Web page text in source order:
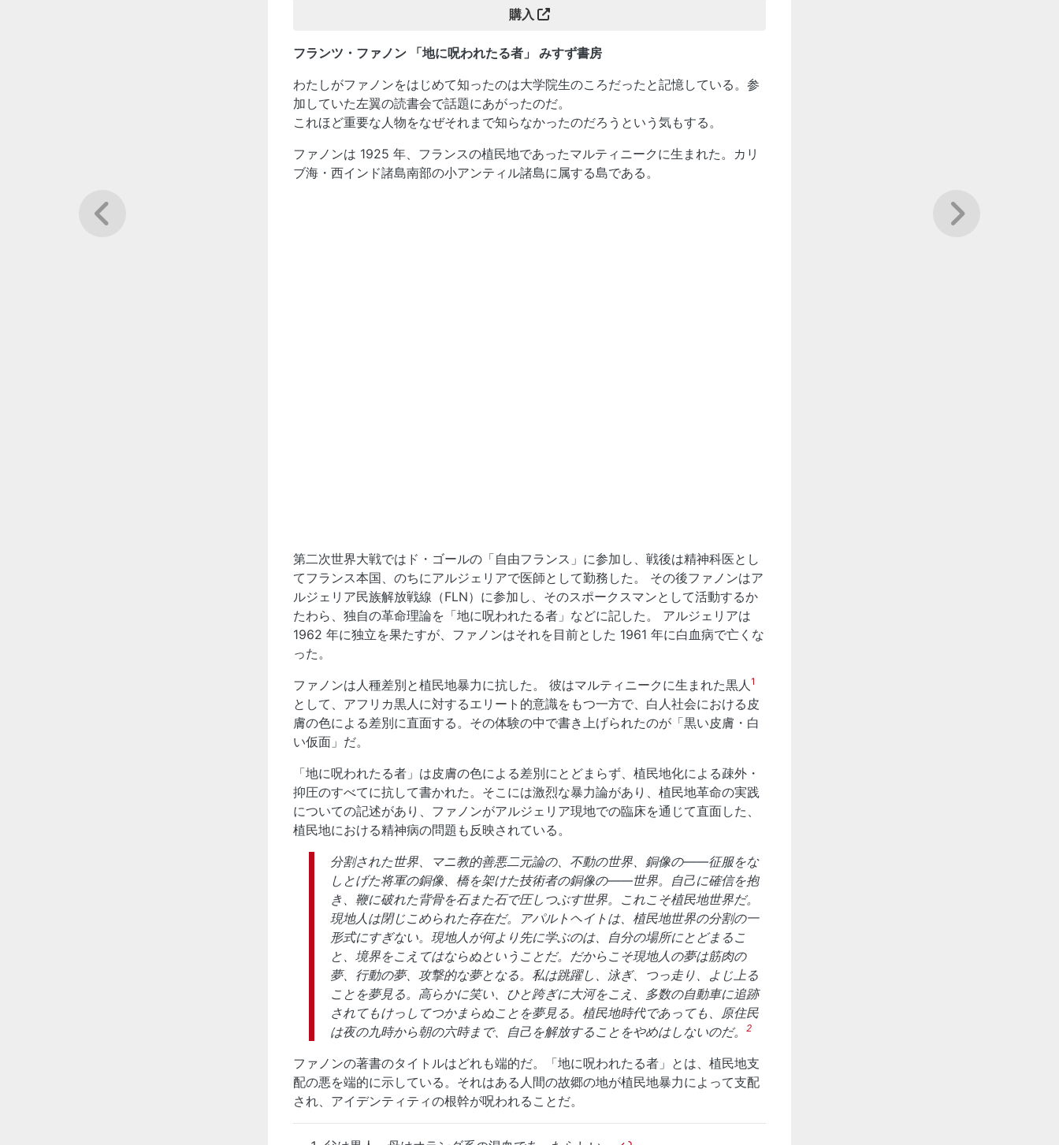
購入
フランツ・ファノン 「地に呪われたる者」 みすず書房
わたしがファノンをはじめて知ったのは大学院生のころだったと記憶している。参
加していた左翼の読書会で話題にあがったのだ。
これほど重要な人物をなぜそれまで知らなかったのだろうという気もする。
ファノンは 1925 年、フランスの植民地であったマルティニークに生まれた。カリ
ブ海・西インド諸島南部の小アンティル諸島に属する島である。
第二次世界大戦ではド・ゴールの「自由フランス」に参加し、戦後は精神科医とし
てフランス本国、のちにアルジェリアで医師として勤務した。 その後ファノンはア
ルジェリア民族解放戦線（FLN）に参加し、そのスポークスマンとして活動するか
たわら、独自の革命理論を「地に呪われたる者」などに記した。 アルジェリアは
1962 年に独立を果たすが、ファノンはそれを目前とした 1961 年に白血病で亡くな
った。
ファノンは人種差別と植民地暴力に抗した。 彼はマルティニークに生まれた黒人1
として、アフリカ黒人に対するエリート的意識をもつ一方で、白人社会における皮
膚の色による差別に直面する。その体験の中で書き上げられたのが「黒い皮膚・白
い仮面」だ。
「地に呪われたる者」は皮膚の色による差別にとどまらず、植民地化による疎外・
抑圧のすべてに抗して書かれた。そこには激烈な暴力論があり、植民地革命の実践
についての記述があり、ファノンがアルジェリア現地での臨床を通じて直面した、
植民地における精神病の問題も反映されている。
分割された世界、マニ教的善悪二元論の、不動の世界、銅像の——征服をな
しとげた将軍の銅像、橋を架けた技術者の銅像の——世界。自己に確信を抱
き、鞭に破れた背骨を石また石で圧しつぶす世界。これこそ植民地世界だ。
現地人は閉じこめられた存在だ。アパルトヘイトは、植民地世界の分割の一
形式にすぎない。現地人が何より先に学ぶのは、自分の場所にとどまるこ
と、境界をこえてはならぬということだ。だからこそ現地人の夢は筋肉の
夢、行動の夢、攻撃的な夢となる。私は跳躍し、泳ぎ、つっ走り、よじ上る
ことを夢見る。高らかに笑い、ひと跨ぎに大河をこえ、多数の自動車に追跡
されてもけっしてつかまらぬことを夢見る。植民地時代であっても、原住民
は夜の九時から朝の六時まで、自己を解放することをやめはしないのだ。2
ファノンの著書のタイトルはどれも端的だ。「地に呪われたる者」とは、植民地支
配の悪を端的に示している。それはある人間の故郷の地が植民地暴力によって支配
され、アイデンティティの根幹が呪われることだ。